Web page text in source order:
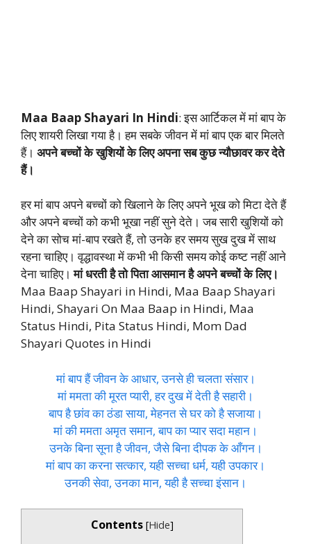
Maa Baap Shayari In Hindi: इस आर्टिकल में मां बाप के
लिए शायरी लिखा गया है। हमसबके जीवन में मां बाप एक बार मिलते
हैं। अपने बच्चों के खुशियों के लिए अपना सब कुछ न्यौछावर कर देते
हैं।
हर मां बाप अपने बच्चों को खिलाने के लिए अपने भूख को मिटा देते हैं
और अपने बच्चों को कभी भूखा नहीं सुने देते। जब सारी खुशियों को
देने का सोच मां-बाप रखते हैं, तो उनके हर समय सुख दुख में साथ
रहना चाहिए। वृद्धावस्था में कभी भी किसी समय कोई कष्ट नहीं आने
देना चाहिए। मां धरती है तो पिता आसमान है अपने बच्चों के लिए।
Maa Baap Shayari in Hindi, Maa Baap Shayari
Hindi, Shayari On Maa Baap in Hindi, Maa
Status Hindi, Pita Status Hindi, Mom Dad
Shayari Quotes in Hindi
मां बाप हैं जीवन के आधार, उनसे ही चलता संसार।
मां ममता की मूरत प्यारी, हर दुख में देती है सहारी।
बाप है छांव का ठंडा साया, मेहनत से घर को है सजाया।
मां की ममता अमृत समान, बाप का प्यार सदा महान।
उनके बिना सूना है जीवन, जैसे बिना दीपक के आँगन।
मां बाप का करना सत्कार, यही सच्चा धर्म, यही उपकार।
उनकी सेवा, उनका मान, यही है सच्चा इंसान।
Contents [Hide]